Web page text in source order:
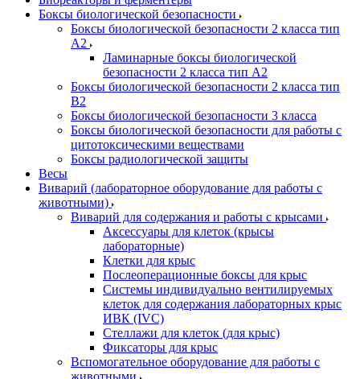
Боксы биологической безопасности
Боксы биологической безопасности 2 класса тип
A2
Ламинарные боксы биологической
безопасности 2 класса тип A2
Боксы биологической безопасности 2 класса тип
B2
Боксы биологической безопасности 3 класса
Боксы биологической безопасности для работы с
цитотоксическими веществами
Боксы радиологической защиты
Весы
Виварий (лабораторное оборудование для работы с
животными)
Виварий для содержания и работы с крысами
Аксессуары для клеток (крысы
лабораторные)
Клетки для крыс
Послеоперационные боксы для крыс
Системы индивидуально вентилируемых
клеток для содержания лабораторных крыс
ИВК (IVC)
Стеллажи для клеток (для крыс)
Фиксаторы для крыс
Вспомогательное оборудование для работы с
животными